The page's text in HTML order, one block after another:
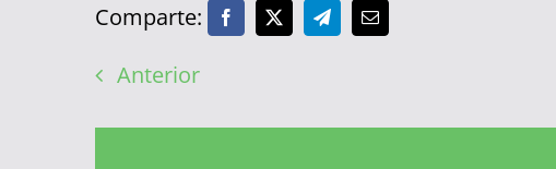
Comparte:
Anterior